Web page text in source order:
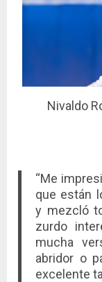
Nivaldo
“Me
que están
y mezcló
zurdo
mucha
abridor o
excelente